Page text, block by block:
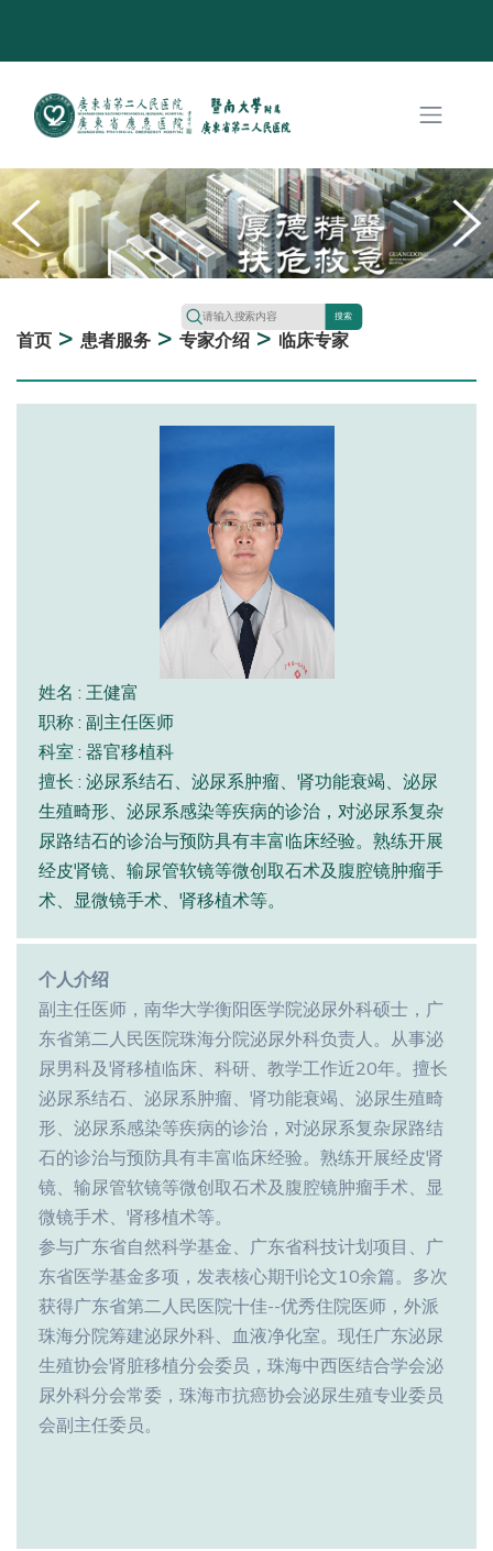
搜索
首页 > 患者服务 > 专家介绍 >临床专家
姓名 : 王健富
职称 : 副主任医师
科室 : 器官移植科
擅长 : 泌尿系结石、泌尿系肿瘤、肾功能衰竭、泌尿
生殖畸形、泌尿系感染等疾病的诊治，对泌尿系复杂
尿路结石的诊治与预防具有丰富临床经验。熟练开展
经皮肾镜、输尿管软镜等微创取石术及腹腔镜肿瘤手
术、显微镜手术、肾移植术等。
个人介绍
副主任医师，南华大学衡阳医学院泌尿外科硕士，广
东省第二人民医院珠海分院泌尿外科负责人。从事泌
尿男科及肾移植临床、科研、教学工作近20年。擅长
泌尿系结石、泌尿系肿瘤、肾功能衰竭、泌尿生殖畸
形、泌尿系感染等疾病的诊治，对泌尿系复杂尿路结
石的诊治与预防具有丰富临床经验。熟练开展经皮肾
镜、输尿管软镜等微创取石术及腹腔镜肿瘤手术、显
微镜手术、肾移植术等。
参与广东省自然科学基金、广东省科技计划项目、广
东省医学基金多项，发表核心期刊论文10余篇。多次
获得广东省第二人民医院十佳--优秀住院医师，外派
珠海分院筹建泌尿外科、血液净化室。现任广东泌尿
生殖协会肾脏移植分会委员，珠海中西医结合学会泌
尿外科分会常委，珠海市抗癌协会泌尿生殖专业委员
会副主任委员。